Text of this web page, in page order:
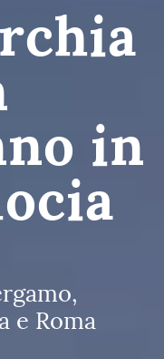
in
e Roma